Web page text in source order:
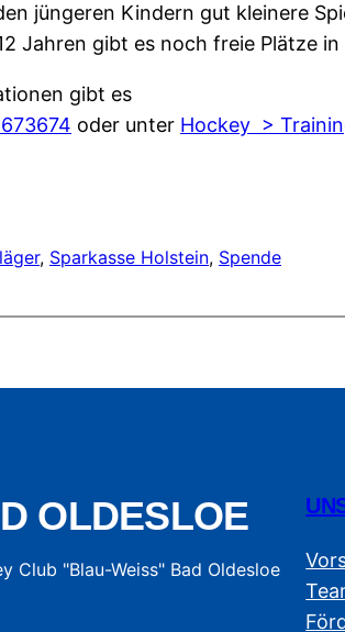
jüngeren Kindern gut kleinere
Jahren gibt es noch freie Plätze
gibt es
oder unter Hockey >
, Sparkasse Holstein, Spende
OLDESLOE
Club "Blau-Weiss" Bad Oldesloe